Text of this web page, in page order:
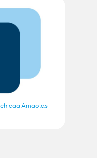
caa Amaolas